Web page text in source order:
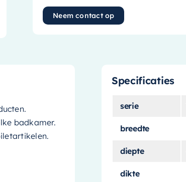
Neem contact op
badkamer.
Specificaties
serie
breedte
diepte
dikte